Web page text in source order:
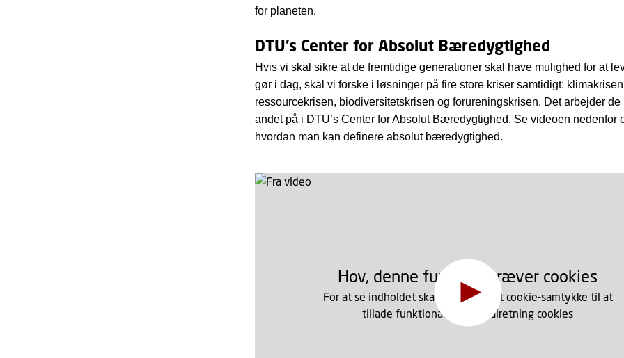
for planeten.
DTU’s Center for Absolut Bæredygtighed
Hvis vi skal sikre at de fremtidige generationer skal have mulighed for at
gør i dag, skal vi forske i løsninger på fire store kriser samtidigt:
ressourcekrisen, biodiversitetskrisen og forureningskrisen. Det arbejder de
andet på i DTU’s Center for Absolut Bæredygtighed. Se videoen nedenfor
hvordan man kan definere absolut bæredygtighed.
Hov, denne funktion kræver cookies
For at se indholdet skal du ændre dit cookie-samtykke til at
tillade funktionalitet og målretning cookies